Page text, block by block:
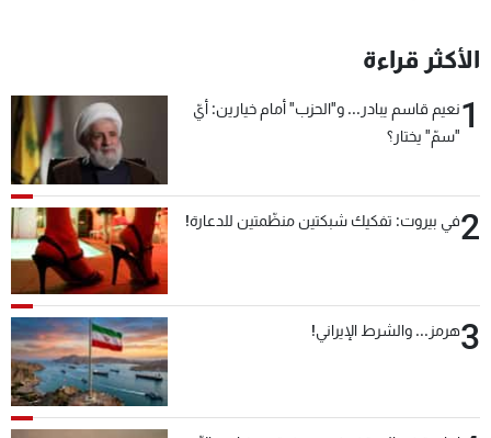
الأكثر قراءة
1نعيم قاسم يبادر... و"الحزب" أمام خيارين: أيّ
"سمّ" يختار؟
2في بيروت: تفكيك شبكتين منظّمتين للدعارة!
3هرمز... والشرط الإيراني!